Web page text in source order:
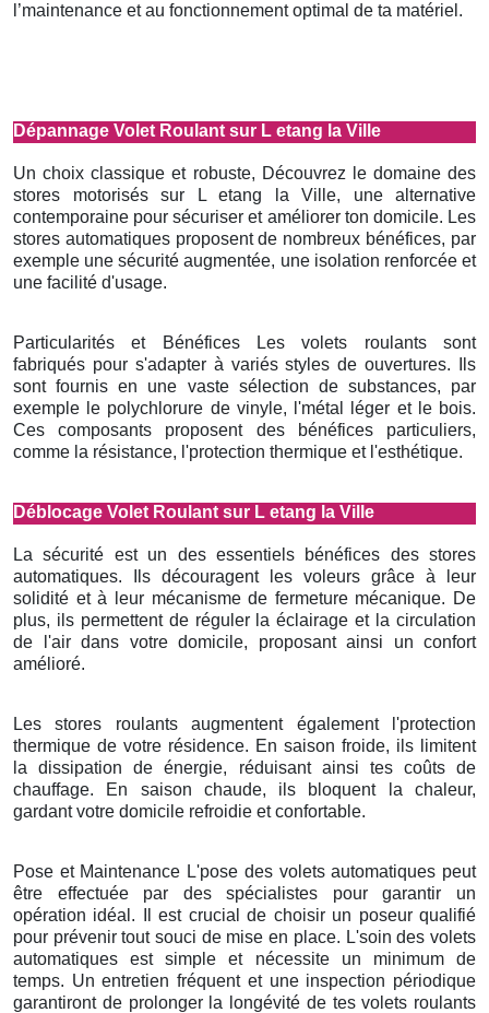
l’maintenance et au fonctionnement optimal de ta matériel.
Dépannage Volet Roulant sur L etang la Ville
Un choix classique et robuste, Découvrez le domaine des
stores motorisés sur L etang la Ville, une alternative
contemporaine pour sécuriser et améliorer ton domicile. Les
stores automatiques proposent de nombreux bénéfices, par
exemple une sécurité augmentée, une isolation renforcée et
une facilité d'usage.
Particularités et Bénéfices Les volets roulants sont
fabriqués pour s'adapter à variés styles de ouvertures. Ils
sont fournis en une vaste sélection de substances, par
exemple le polychlorure de vinyle, l'métal léger et le bois.
Ces composants proposent des bénéfices particuliers,
comme la résistance, l'protection thermique et l'esthétique.
Déblocage Volet Roulant sur L etang la Ville
La sécurité est un des essentiels bénéfices des stores
automatiques. Ils découragent les voleurs grâce à leur
solidité et à leur mécanisme de fermeture mécanique. De
plus, ils permettent de réguler la éclairage et la circulation
de l'air dans votre domicile, proposant ainsi un confort
amélioré.
Les stores roulants augmentent également l'protection
thermique de votre résidence. En saison froide, ils limitent
la dissipation de énergie, réduisant ainsi tes coûts de
chauffage. En saison chaude, ils bloquent la chaleur,
gardant votre domicile refroidie et confortable.
Pose et Maintenance L'pose des volets automatiques peut
être effectuée par des spécialistes pour garantir un
opération idéal. Il est crucial de choisir un poseur qualifié
pour prévenir tout souci de mise en place. L'soin des volets
automatiques est simple et nécessite un minimum de
temps. Un entretien fréquent et une inspection périodique
garantiront de prolonger la longévité de tes volets roulants